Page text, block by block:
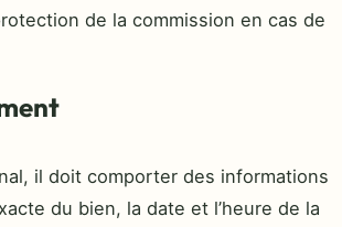
de la commission en cas de
il doit comporter des informations
du bien, la date et l’heure de la